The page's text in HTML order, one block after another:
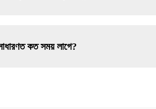
কত সময় লাগে?